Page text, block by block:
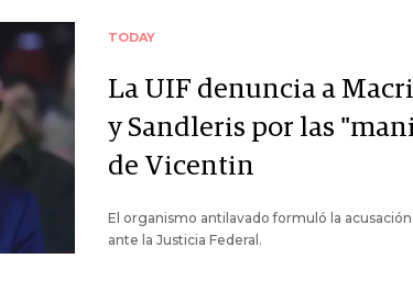
TODAY
La UIF denuncia a
y Sandleris por las
de Vicentin
El organismo antilavado formuló la
ante la Justicia Federal.